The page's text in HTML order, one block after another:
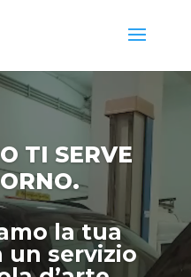
TI SERVE
la tua
un servizio
Player